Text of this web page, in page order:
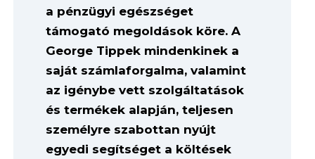
a pénzügyi egészséget
támogató megoldások köre. A
George Tippek mindenkinek a
saját számlaforgalma, valamint
az igénybe vett szolgáltatások
és termékek alapján, teljesen
személyre szabottan nyújt
egyedi segítséget a költések